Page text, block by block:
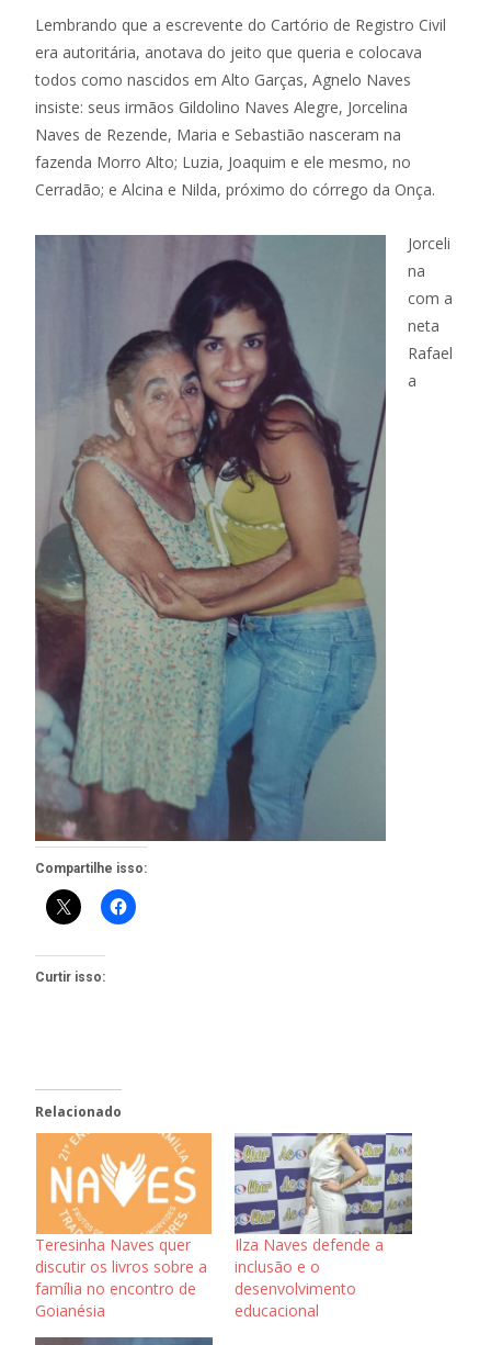
Lembrando que a escrevente do Cartório de Registro Civil
era autoritária, anotava do jeito que queria e colocava
todos como nascidos em Alto Garças, Agnelo Naves
insiste: seus irmãos Gildolino Naves Alegre, Jorcelina
Naves de Rezende, Maria e Sebastião nasceram na
fazenda Morro Alto; Luzia, Joaquim e ele mesmo, no
Cerradão; e Alcina e Nilda, próximo do córrego da Onça.
Jorceli
na
com a
neta
Rafael
a
Compartilhe isso:
Curtir isso:
Relacionado
Teresinha Naves quer
discutir os livros sobre a
família no encontro de
Goianésia
Ilza Naves defende a
inclusão e o
desenvolvimento
educacional